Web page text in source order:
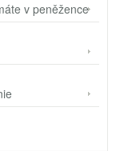
v peněžence